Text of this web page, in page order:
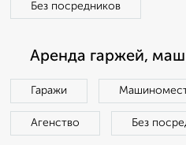
Без посредников
Аренда гаржей,
Гаражи
Агенство Без